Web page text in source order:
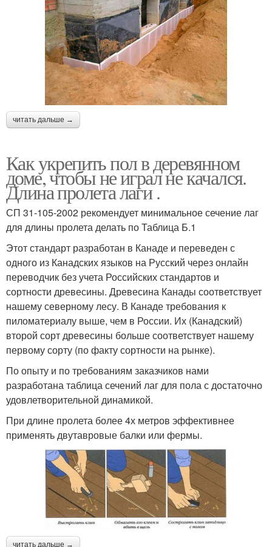
читать дальше →
Как укрепить пол в деревянном
доме, чтобы не играл не качался.
Длина пролета лаги .
СП 31-105-2002 рекомендует минимальное сечение лаг
для длины пролета делать по Таблица Б.1
Этот стандарт разработан в Канаде и переведен с
одного из Канадских языков на Русский через онлайн
переводчик без учета Российских стандартов и
сортности древесины. Древесина Канады соответствует
нашему северному лесу. В Канаде требования к
пиломатериалу выше, чем в России. Их (Канадский)
второй сорт древесины больше соответствует нашему
первому сорту (по факту сортности на рынке).
По опыту и по требованиям заказчиков нами
разработана таблица сечений лаг для пола с достаточно
удовлетворительной динамикой.
При длине пролета более 4х метров эффективнее
применять двутавровые балки или фермы.
читать дальше →